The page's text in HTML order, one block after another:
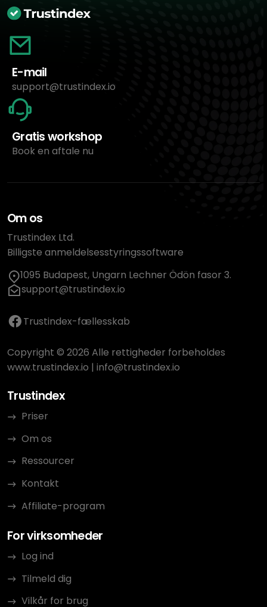
E-mail
support@trustindex.io
Gratis workshop
Book en aftale nu
Om os
Trustindex Ltd.
Billigste anmeldelsesstyringssoftware
1095 Budapest, Ungarn Lechner Ödön fasor 3.
support@trustindex.io
Trustindex-fællesskab
Copyright © 2026 Alle rettigheder forbeholdes
www.trustindex.io | info@trustindex.io
Trustindex
Priser
Om os
Ressourcer
Kontakt
Affiliate-program
For virksomheder
Log ind
Tilmeld dig
Vilkår for brug